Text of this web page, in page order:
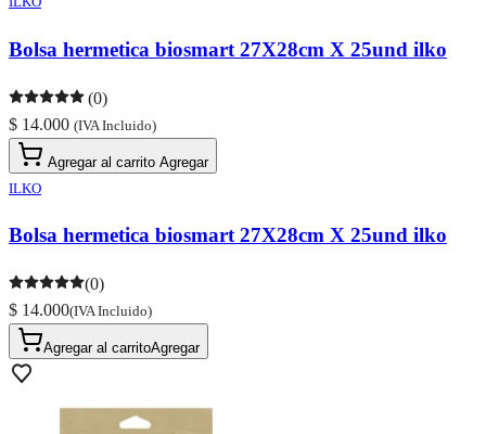
Bolsa hermetica biosmart 27X28cm X 25und ilko
(0)
$ 14.000 (IVA Incluido)
Agregar al carrito Agregar
ILKO
Bolsa hermetica biosmart 27X28cm X 25und ilko
(0)
$ 14.000(IVA Incluido)
Agregar al carritoAgregar